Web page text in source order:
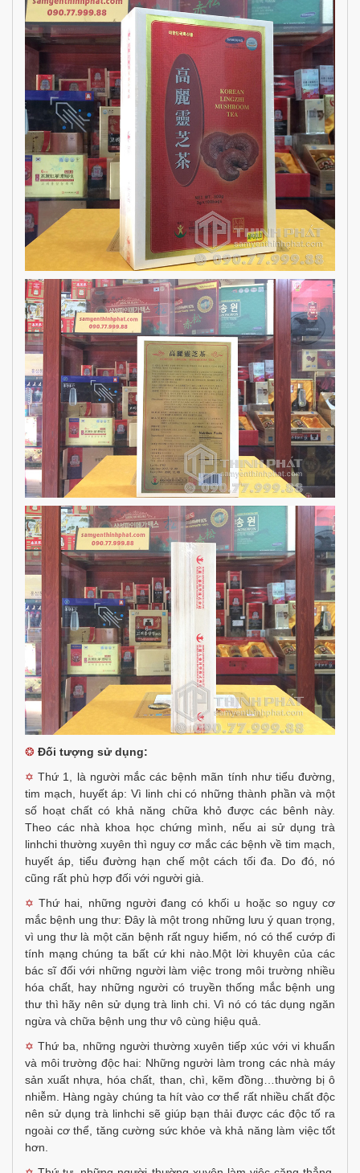
❂ Đối tượng sử dụng:
✡Thứ 1, là người mắc các bệnh mãn tính như tiểu đường,
tim mạch, huyết áp: Vì linh chi có những thành phần và một
số hoạt chất có khả năng chữa khỏ được các bênh này.
Theo các nhà khoa học chứng mình, nếu ai sử dụng trà
linhchi thường xuyên thì nguy cơ mắc các bệnh về tim mạch,
huyết áp, tiểu đường hạn chế một cách tối đa. Do đó, nó
cũng rất phù hợp đối với người già.
✡Thứ hai, những người đang có khối u hoặc so nguy cơ
mắc bệnh ung thư: Đây là một trong những lưu ý quan trọng,
vì ung thư là một căn bệnh rất nguy hiểm, nó có thể cướp đi
tính mạng chúng ta bất cứ khi nào.Một lời khuyên của các
bác sĩ đối với những người làm việc trong môi trường nhiều
hóa chất, hay những người có truyền thống mắc bệnh ung
thư thì hãy nên sử dụng trà linh chi. Vì nó có tác dụng ngăn
ngừa và chữa bệnh ung thư vô cùng hiệu quả.
✡ Thứ ba, những người thường xuyên tiếp xúc với vi khuẩn
và môi trường độc hai: Những người làm trong các nhà máy
sản xuất nhựa, hóa chất, than, chì, kẽm đồng…thường bị ô
nhiễm. Hàng ngày chúng ta hít vào cơ thể rất nhiều chất độc
nên sử dụng trà linhchi sẽ giúp bạn thải được các độc tố ra
ngoài cơ thể, tăng cường sức khỏe và khả năng làm việc tốt
hơn.